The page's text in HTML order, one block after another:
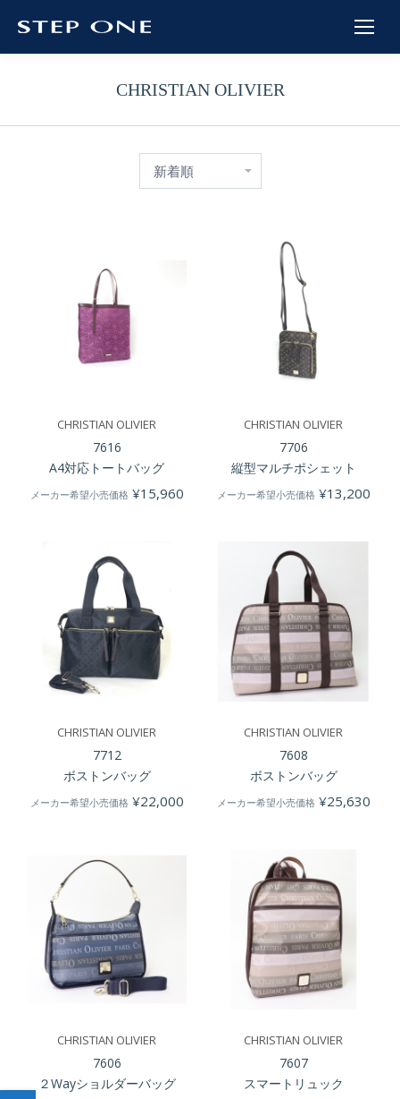
CHRISTIAN OLIVIER
CHRISTIAN OLIVIER
7616
A4対応トートバッグ
メーカー希望小売価格 ¥15,960
CHRISTIAN OLIVIER
7706
縦型マルチポシェット
メーカー希望小売価格 ¥13,200
CHRISTIAN OLIVIER
7712
ボストンバッグ
メーカー希望小売価格 ¥22,000
CHRISTIAN OLIVIER
7608
ボストンバッグ
メーカー希望小売価格 ¥25,630
CHRISTIAN OLIVIER
7606
２Wayショルダーバッグ
CHRISTIAN OLIVIER
7607
スマートリュック